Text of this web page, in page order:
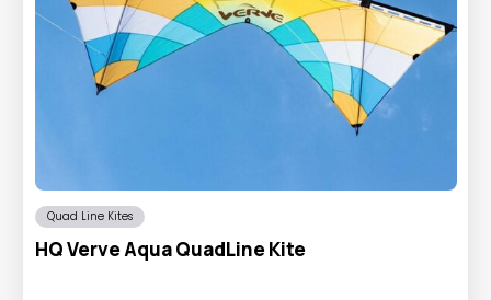
Quad Line Kites
HQ Verve Aqua QuadLine Kite